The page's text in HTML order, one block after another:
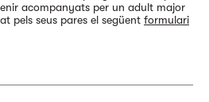
acompanyats per un adult major
pels seus pares el següent formulari